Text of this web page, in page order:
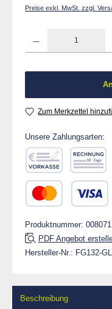
Preise exkl. MwSt. zzgl.
Zum Merkzettel
Unsere Zahlungsarten:
Vorkasse Rechnung
Produktnummer: 008071
PDF Angebot
Hersteller-Nr.: FG132-
Beschreibung